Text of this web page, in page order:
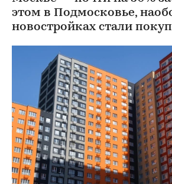
этом в Подмосковье,
новостройках стали